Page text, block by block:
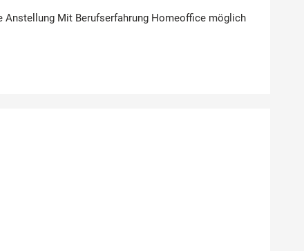
Anstellung Mit Berufserfahrung Homeoffice möglich